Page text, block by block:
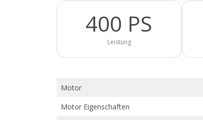
400 PS
Leistung
Motor
Motor Eigenschaften